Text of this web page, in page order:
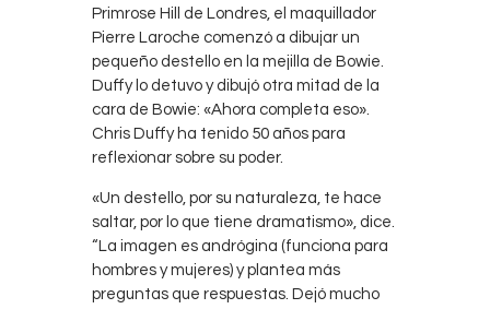
Primrose Hill de Londres, el maquillador
Pierre Laroche comenzó a dibujar un
pequeño destello en la mejilla de Bowie.
Duffy lo detuvo y dibujó otra mitad de la
cara de Bowie: «Ahora completa eso».
Chris Duffy ha tenido 50 años para
reflexionar sobre su poder.
«Un destello, por su naturaleza, te hace
saltar, por lo que tiene dramatismo», dice.
“La imagen es andrógina (funciona para
hombres y mujeres) y plantea más
preguntas que respuestas. Dejó mucho